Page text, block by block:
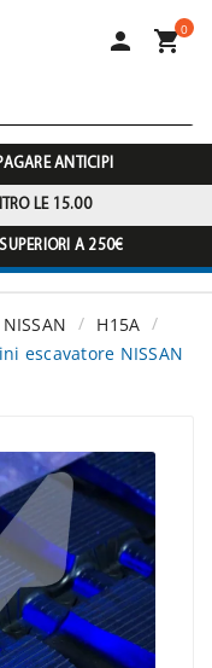
 0
ANTICIPI
LE 15.00
A 250€
NISSAN
H15A
escavatore NISSAN